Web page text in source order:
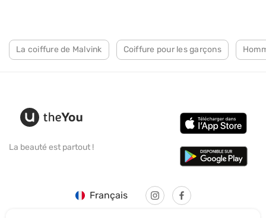
La coiffure de Malvink Coiffure pour les garçons
La beauté est partout !
Français